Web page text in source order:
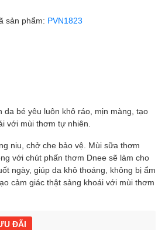
sản phẩm: PVN1823
da bé yêu luôn khô ráo, mịn màng, tạo
với mùi thơm tự nhiên.
niu, chở che bảo vệ. Mùi sữa thơm
với chút phấn thơm Dnee sẽ làm cho
ngày, giúp da khô thoáng, không bị ẩm
cảm giác thật sảng khoái với mùi thơm
ĐÃI